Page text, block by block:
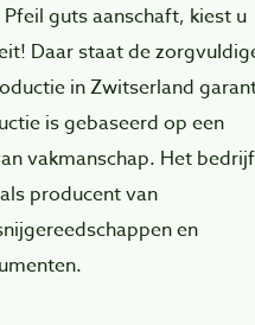
guts aanschaft, kiest u
Daar staat de
in Zwitserland
is gebaseerd op een
vakmanschap. Het bedrijf
producent van
en